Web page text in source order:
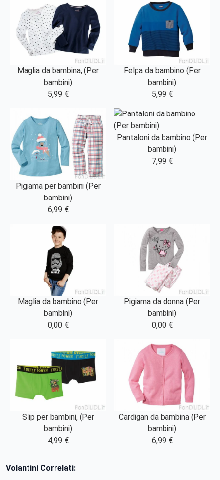
Maglia da bambina, (Per
bambini)
5,99 €
Felpa da bambino (Per
bambini)
5,99 €
Pigiama per bambini (Per
bambini)
6,99 €
Pantaloni da bambino (Per
bambini)
7,99 €
Maglia da bambino (Per
bambini)
0,00 €
Pigiama da donna (Per
bambini)
0,00 €
Slip per bambini, (Per
bambini)
4,99 €
Cardigan da bambina (Per
bambini)
6,99 €
Volantini Correlati: